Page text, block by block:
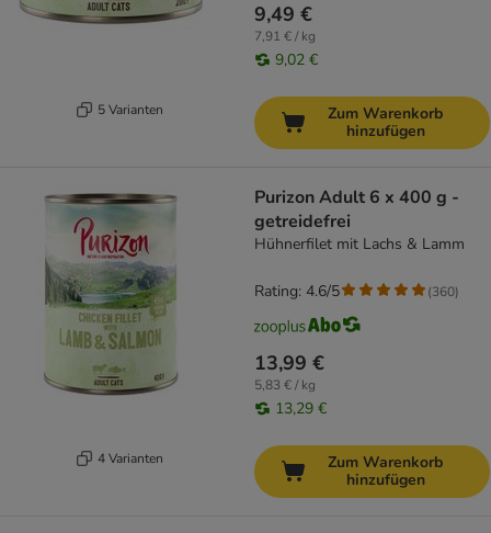
5 Varianten
9,49 €
7,91 € / kg
9,02 €
Zum Warenkorb
hinzufügen
4 Varianten
Purizon Adult 6 x 400 g -
getreidefrei
Hühnerfilet mit Lachs & Lamm
13,99 €
5,83 € / kg
13,29 €
Rating: 4.6/5 (360)
Zum Warenkorb
hinzufügen